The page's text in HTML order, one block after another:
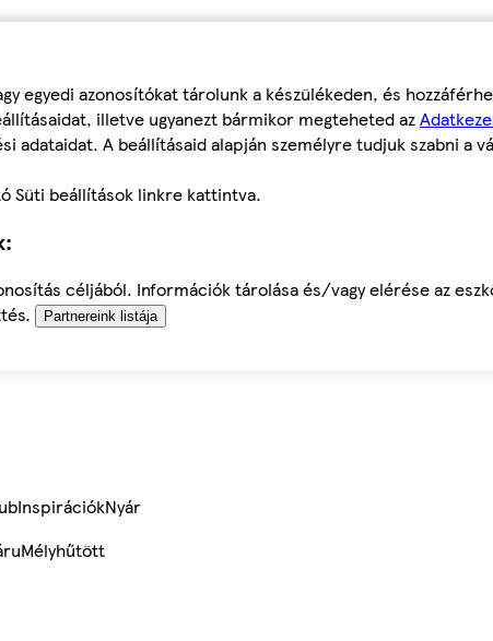
egyedi azonosítókat tárolunk a készülékeden, és
illetve ugyanezt bármikor megteheted az
A beállításaid alapján személyre tudjuk szabni a
Süti beállítások linkre kattintva.
céljából. Információk tárolása és/vagy elérése az
Partnereink listája
InspirációkNyár
Mélyhűtött